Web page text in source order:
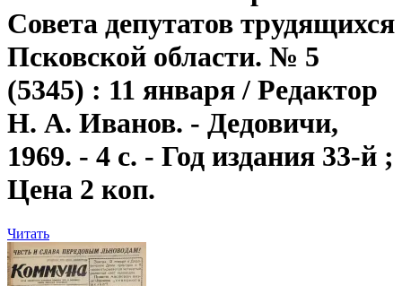
Совета депутатов трудящихся
Псковской области. № 5
(5345) : 11 января / Редактор
Н. А. Иванов. - Дедовичи,
1969. - 4 с. - Год издания 33-й ;
Цена 2 коп.
Читать